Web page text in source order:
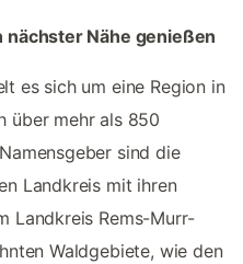
nächster Nähe genießen
es sich um eine Region in
über mehr als 850
sind die
Landkreis mit ihren
Landkreis Rems-Murr-
Waldgebiete, wie den